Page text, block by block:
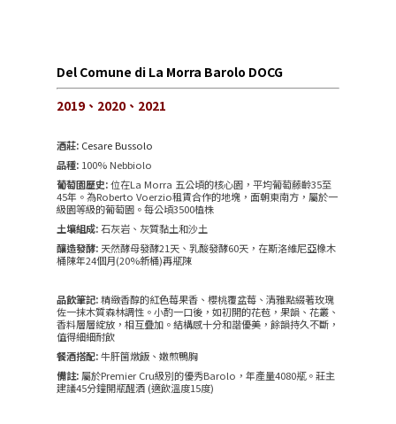
Del Comune di La Morra Barolo DOCG
2019、2020、2021
酒莊: Cesare Bussolo
品種: 100% Nebbiolo
葡萄園歷史:位在La Morra 五公頃的核心園，平均葡萄藤齡35至
45年。為Roberto Voerzio租賃合作的地塊，面朝東南方，屬於一
級園等級的葡萄園。每公頃3500植株
土壤組成:石灰岩、灰質黏土和沙土
釀造發酵: 天然酵母發酵21天、乳酸發酵60天，在斯洛維尼亞橡木
桶陳年24個月(20%新桶)再瓶陳
品飲筆記:精緻香醇的紅色莓果香、櫻桃覆盆莓、清雅點綴著玫瑰
佐一抹木質森林調性。小酌一口後，如初開的花苞，果韻、花叢、
香料層層綻放，相互疊加。結構感十分和諧優美，餘韻持久不斷，
值得細細耐飲
餐酒搭配:牛肝箘燉飯、嫩煎鴨胸
備註: 屬於Premier Cru級別的優秀Barolo，年產量4080瓶。莊主
建議45分鐘開瓶醒酒 (適飲溫度15度)